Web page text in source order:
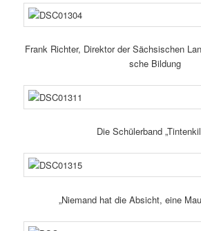
Frank Richter, Direktor der Sächsischen
sche Bildung
Die Schülerband
„Niemand hat die Absicht, eine